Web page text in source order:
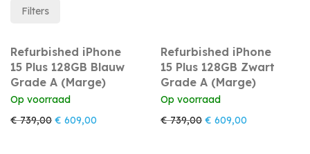
Filters
Refurbished iPhone
15 Plus 128GB Blauw
Grade A (Marge)
Op voorraad
€739,00 Oorspronkelijke prijs was: € 739,00.
€ 609,00 Huidige prijs is: € 609,00.
Refurbished iPhone
15 Plus 128GB Zwart
Grade A (Marge)
Op voorraad
€739,00 Oorspronkelijke prijs
€ 609,00